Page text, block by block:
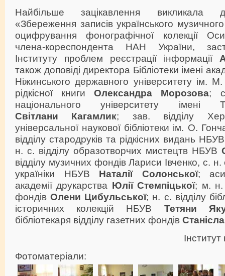
Найбільше зацікавлення викликала
«Збереження записів українського
оцифрування фонографічної колекції
члена-кореспондента НАН України,
Інституту проблем реєстрації інформації
також доповіді директора Бібліотеки імені
Ніжинського державного університету ім.
рідкісної книгиОлександра Морозова;
національного університету імені
Світлани Кагамлик; зав. відділу
універсальної наукової бібліотеки ім. О.
відділу стародруків та рідкісних видань
н. с. відділу образотворчих мистецтв НБУВ
відділу музичних фондів Лариси Івченко, с. н.
україніки НБУВ Наталії Солонської;
академії друкарства Юлії Стемпіцької; м. н.
фондівОлени Цибульської; н. с. відділу
історичних колекцій НБУВ Тетяни
бібліотекаря відділу газетних фондів
Фотоматеріали: